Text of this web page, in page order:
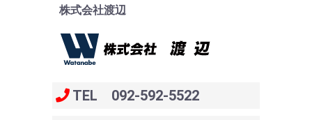
株式会社渡辺
TEL 092-592-5522